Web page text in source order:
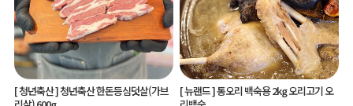
[ 청년축산 ]청년축산 한돈등심덧살(가브
[ 뉴랜드 ]통오리 백숙용 2kg 오리고기 오